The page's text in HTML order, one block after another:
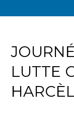
LUTTE